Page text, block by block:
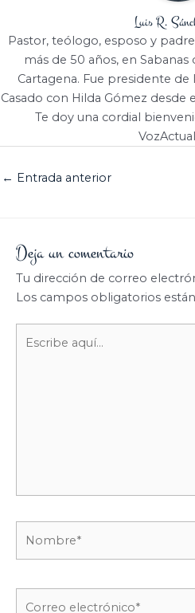
Luis R.
Pastor, teólogo, esposo y
más de 50 años, en
Cartagena. Fue presidente de
Casado con Hilda Gómez desde
Te doy una cordial
← Entrada anterior
Deja un comentario
Tu dirección de correo
Los campos obligatorios